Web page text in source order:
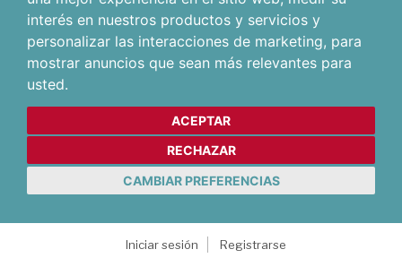
interés en nuestros productos y servicios y
personalizar las interacciones de marketing, para
mostrar anuncios que sean más relevantes para
usted.
ACEPTAR
RECHAZAR
CAMBIAR PREFERENCIAS
Iniciar sesión
Registrarse